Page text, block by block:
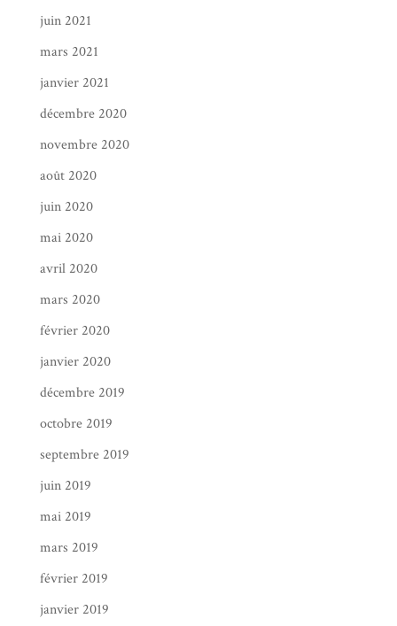
juin 2021
mars 2021
janvier 2021
décembre 2020
novembre 2020
août 2020
juin 2020
mai 2020
avril 2020
mars 2020
février 2020
janvier 2020
décembre 2019
octobre 2019
septembre 2019
juin 2019
mai 2019
mars 2019
février 2019
janvier 2019